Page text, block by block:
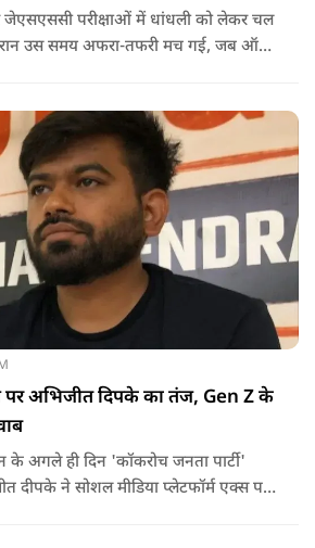
परीक्षाओं में धांधली को लेकर चल
उस समय अफरा-तफरी मच गई, जब ऑल
पर अभिजीत दिपके का तंज, Gen Z के
दीपके ने सोशल मीडिया प्लेटफॉर्म एक्स पर